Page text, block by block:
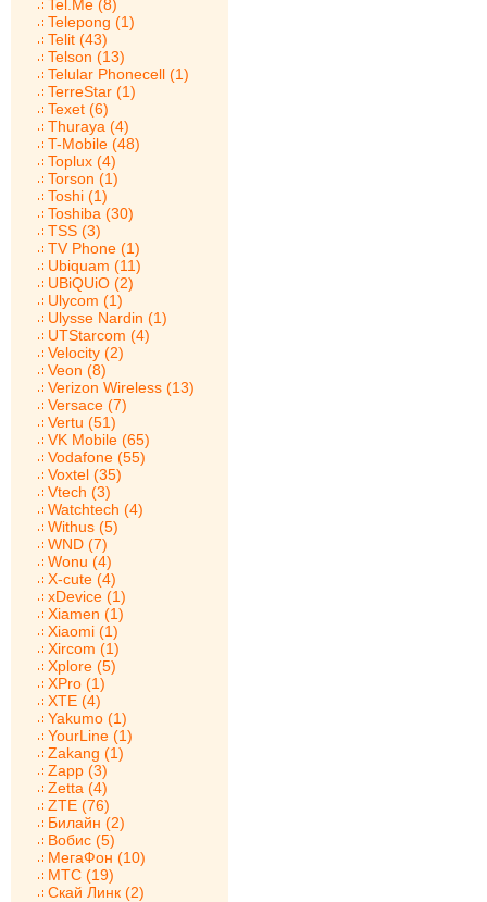
Tel.Me (8)
Telepong (1)
Telit (43)
Telson (13)
Telular Phonecell (1)
TerreStar (1)
Texet (6)
Thuraya (4)
T-Mobile (48)
Toplux (4)
Torson (1)
Toshi (1)
Toshiba (30)
TSS (3)
TV Phone (1)
Ubiquam (11)
UBiQUiO (2)
Ulycom (1)
Ulysse Nardin (1)
UTStarcom (4)
Velocity (2)
Veon (8)
Verizon Wireless (13)
Versace (7)
Vertu (51)
VK Mobile (65)
Vodafone (55)
Voxtel (35)
Vtech (3)
Watchtech (4)
Withus (5)
WND (7)
Wonu (4)
X-cute (4)
xDevice (1)
Xiamen (1)
Xiaomi (1)
Xircom (1)
Xplore (5)
XPro (1)
XTE (4)
Yakumo (1)
YourLine (1)
Zakang (1)
Zapp (3)
Zetta (4)
ZTE (76)
Билайн (2)
Вобис (5)
МегаФон (10)
МТС (19)
Скай Линк (2)